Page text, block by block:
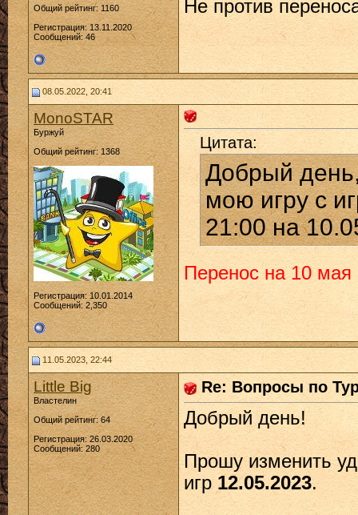
Общий рейтинг: 1160
Регистрация: 13.11.2020
Сообщений: 46
Не против
08.05.2022, 20:41
MonoSTAR
Буржуй
Общий рейтинг: 1368
Регистрация: 10.01.2014
Сообщений: 2,350
Цитата:
Добрый
мою игру с
21:00 на
Перенос на 10
11.05.2023, 22:44
Little Big
Властелин
Общий рейтинг: 64
Регистрация: 26.03.2020
Сообщений: 280
Re: Вопросы по
Добрый день!
Прошу изменить
игр12.05.2023.